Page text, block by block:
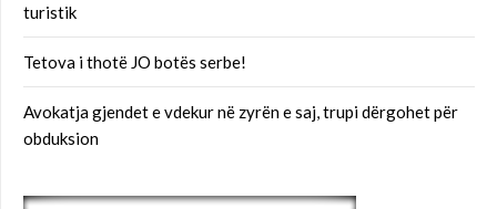
turistik
Tetova i thotë JO botës serbe!
Avokatja gjendet e vdekur në zyrën e saj, trupi dërgohet për
obduksion